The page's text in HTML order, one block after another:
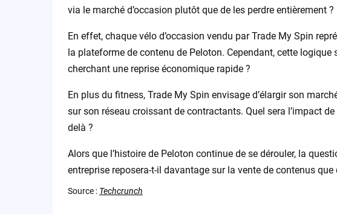
via le marché d’occasion plutôt que de les perdre entièrement ?
En effet, chaque vélo d’occasion vendu par Trade My Spin
la plateforme de contenu de Peloton. Cependant, cette
cherchant une reprise économique rapide ?
En plus du fitness, Trade My Spin envisage d’élargir son
sur son réseau croissant de contractants. Quel sera l’impact
delà ?
Alors que l’histoire de Peloton continue de se dérouler, la
entreprise reposera-t-il davantage sur la vente de contenus que
Source : Techcrunch